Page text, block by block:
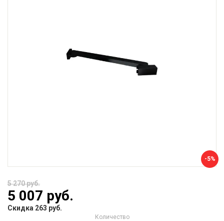
-5%
5 270 руб.
5 007 руб.
Скидка 263 руб.
Количество